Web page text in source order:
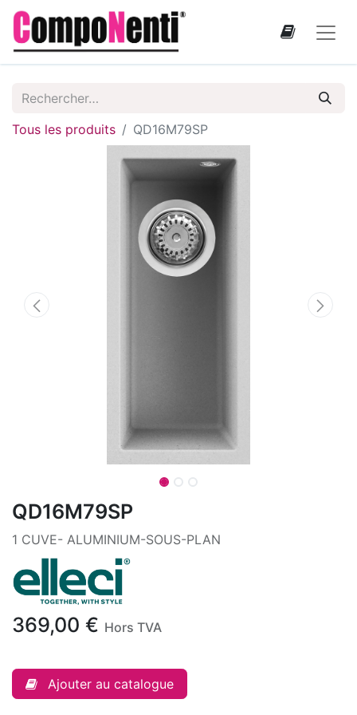
Tous les produits QD16M79SP
QD16M79SP
1 CUVE- ALUMINIUM-SOUS-PLAN
369,00 € Hors TVA
Ajouter au catalogue